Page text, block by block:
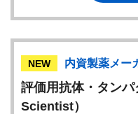
NEW 内資製薬メー
評価用抗体・タン
Scientist）